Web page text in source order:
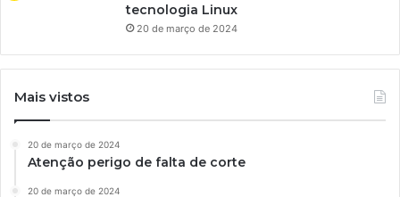
tecnologia Linux
20 de março de 2024
Mais vistos
20 de março de 2024
Atenção perigo de falta de corte
20 de março de 2024